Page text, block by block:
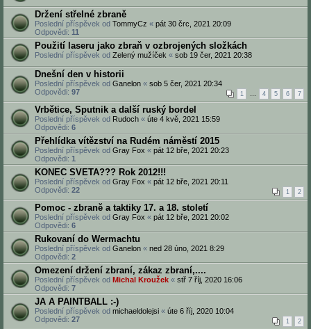
Držení střelné zbraně
Poslední příspěvek od TommyCz « pát 30 črc, 2021 20:09
Odpovědi: 11
Použití laseru jako zbraň v ozbrojených složkách
Poslední příspěvek od Zelený mužíček « sob 19 čer, 2021 20:38
Dnešní den v historii
Poslední příspěvek od Ganelon « sob 5 čer, 2021 20:34
Odpovědi: 97 1 … 4 5 6 7
Vrbětice, Sputnik a další ruský bordel
Poslední příspěvek od Rudoch « úte 4 kvě, 2021 15:59
Odpovědi: 6
Přehlídka vítězství na Rudém náměstí 2015
Poslední příspěvek od Gray Fox « pát 12 bře, 2021 20:23
Odpovědi: 1
KONEC SVETA??? Rok 2012!!!
Poslední příspěvek od Gray Fox « pát 12 bře, 2021 20:11
Odpovědi: 22 1 2
Pomoc - zbraně a taktiky 17. a 18. století
Poslední příspěvek od Gray Fox « pát 12 bře, 2021 20:02
Odpovědi: 6
Rukovaní do Wermachtu
Poslední příspěvek od Ganelon « ned 28 úno, 2021 8:29
Odpovědi: 2
Omezení držení zbraní, zákaz zbraní,....
Poslední příspěvek od Michal Kroužek « stř 7 říj, 2020 16:06
Odpovědi: 7
JA A PAINTBALL :-)
Poslední příspěvek od michaeldolejsi « úte 6 říj, 2020 10:04
Odpovědi: 27 1 2